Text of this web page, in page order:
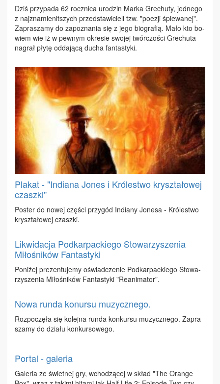
Dziś przy­pa­da 62 rocz­ni­ca uro­dzin Mar­ka Gre­chu­ty, jed­ne­go
z naj­zna­mie­nit­szych przed­sta­wi­cie­li tzw. "po­ezji śpie­wa­nej".
Za­pra­sza­my do za­po­zna­nia się z je­go bio­gra­fią. Ma­ło kto bo­
wiem wie iż w pew­nym okre­sie swo­jej twór­czo­ści Gre­chu­ta
na­grał pły­tę od­da­ją­cą du­cha fan­ta­sty­ki.
Plakat - "Indiana Jones i Królestwo kryształowej
czaszki"
Po­ster do no­wej czę­ści przy­gód In­dia­ny Jo­ne­sa - Kró­le­stwo
krysz­ta­ło­wej czasz­ki.
Likwidacja Podkarpackiego Stowarzyszenia
Miłośników Fantastyki
Po­ni­żej pre­zen­tu­je­my oświad­cze­nie Pod­kar­pac­kie­go Sto­wa­
rzy­sze­nia Mi­ło­śni­ków Fan­ta­sty­ki "Re­ani­ma­tor".
Nowa runda konursu muzycznego.
Roz­po­czę­ła się ko­lej­na run­da kon­kur­su mu­zycz­ne­go. Za­pra­
sza­my do dzia­łu kon­kur­so­we­go.
Portal - galeria
Ga­le­ria ze świet­nej gry, wcho­dzą­cej w skład "The Oran­ge